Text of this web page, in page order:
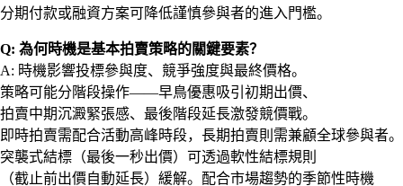
分期付款或融資方案可降低謹慎參與者的進入門檻。
Q: 為何時機是基本拍賣策略的關鍵要素？
A: 時機影響投標參與度、競爭強度與最終價格。
策略可能分階段操作——早鳥優惠吸引初期出價、
拍賣中期沉澱緊張感、最後階段延長激發競價戰。
即時拍賣需配合活動高峰時段，長期拍賣則需兼顧全球參與者。
突襲式結標（最後一秒出價）可透過軟性結標規則
（截止前出價自動延長）緩解。配合市場趨勢的季節性時機